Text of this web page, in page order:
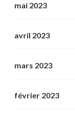
mai 2023
avril 2023
mars 2023
février 2023